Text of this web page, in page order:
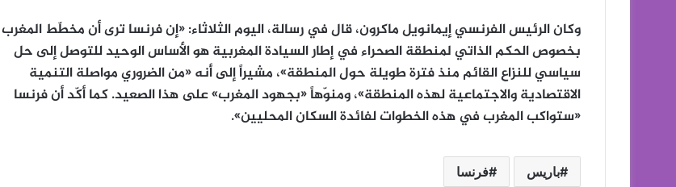
وكان الرئيس الفرنسي إيمانويل ماكرون، قال في رسالة، اليوم الثلاثاء: «إن فرنسا ترى أن مخطّط المغرب
بخصوص الحكم الذاتي لمنطقة الصحراء في إطار السيادة المغربية هو الأساس الوحيد للتوصل إلى حل
سياسي للنزاع القائم منذ فترة طويلة حول المنطقة»، مشيراً إلى أنه «من الضروري مواصلة التنمية
الاقتصادية والاجتماعية لهذه المنطقة»، ومنوّهاً «بجهود المغرب» على هذا الصعيد. كما أكّد أن فرنسا
«ستواكب المغرب في هذه الخطوات لفائدة السكان المحليين».
باريس فرنسا